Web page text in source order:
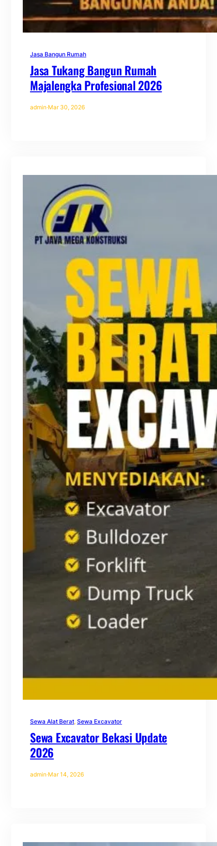
Jasa Bangun Rumah
Jasa Tukang Bangun Rumah
Majalengka Profesional 2026
admin·Mar 30, 2026
Sewa Alat Berat, Sewa Excavator
Sewa Excavator Bekasi Update
2026
admin·Mar 14, 2026